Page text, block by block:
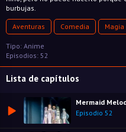
burbujas.
Aventuras Comedia Magia
Tipo: Anime
Episodios: 52
Lista de capítulos
Mermaid
Episodio 52